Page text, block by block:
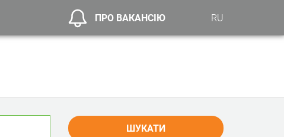
ПРО ВАКАНСІЮ RU
ШУКАТИ